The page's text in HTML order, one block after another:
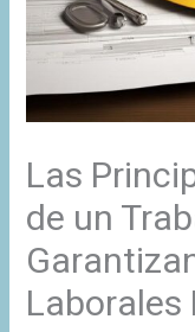
Las
de un